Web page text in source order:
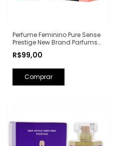
Perfume Feminino Pure Sense
Prestige New Brand Parfums
Olfativa: Pure XS For Her
R$99,00